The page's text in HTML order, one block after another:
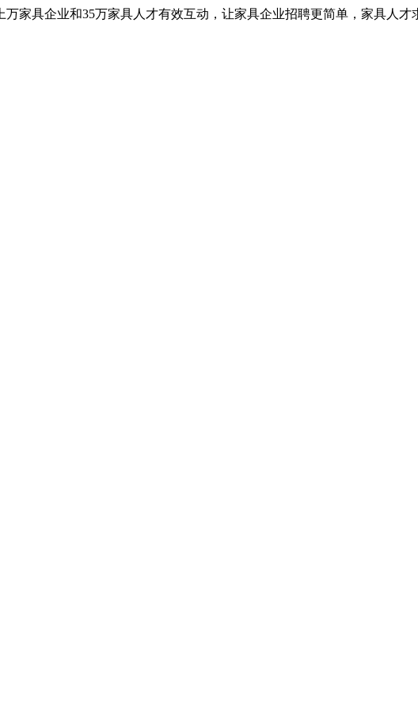
家具企业和35万家具人才有效互动，让家具企业招聘更简单，家具人才